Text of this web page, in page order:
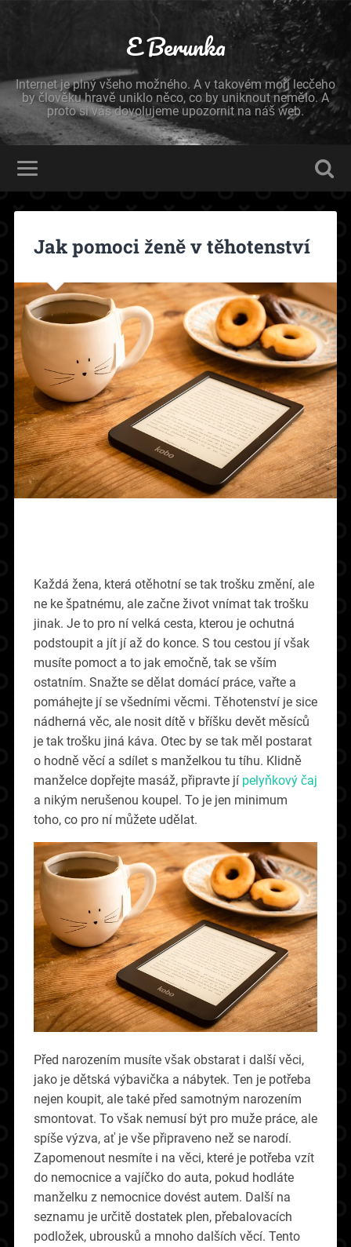
E Berunka
Internet je plný všeho možného. A v takovém moři lecčeho
by člověku hravě uniklo něco, co by uniknout nemělo. A
proto si vás dovolujeme upozornit na náš web.
Jak pomoci ženě v těhotenství
Každá žena, která otěhotní se tak trošku změní, ale
ne ke špatnému, ale začne život vnímat tak trošku
jinak. Je to pro ní velká cesta, kterou je ochutná
podstoupit a jít jí až do konce. S tou cestou jí však
musíte pomoct a to jak emočně, tak se vším
ostatním. Snažte se dělat domácí práce, vařte a
pomáhejte jí se všedními věcmi. Těhotenství je sice
nádherná věc, ale nosit dítě v bříšku devět měsíců
je tak trošku jiná káva. Otec by se tak měl postarat
o hodně věcí a sdílet s manželkou tu tíhu. Klidně
manželce dopřejte masáž, připravte jí pelyňkový čaj
a nikým nerušenou koupel. To je jen minimum
toho, co pro ní můžete udělat.
Před narozením musíte však obstarat i další věci,
jako je dětská výbavička a nábytek. Ten je potřeba
nejen koupit, ale také před samotným narozením
smontovat. To však nemusí být pro muže práce, ale
spíše výzva, ať je vše připraveno než se narodí.
Zapomenout nesmíte i na věci, které je potřeba vzít
do nemocnice a vajíčko do auta, pokud hodláte
manželku z nemocnice dovést autem. Další na
seznamu je určitě dostatek plen, přebalovacích
podložek, ubrousků a mnoho dalších věcí. Tento